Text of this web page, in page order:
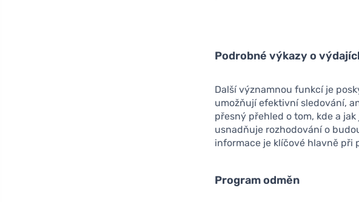
Podrobné výkazy o
Další významnou funkcí je
umožňují efektivní sledování,
přesný přehled o tom, kde a
usnadňuje rozhodování o
informace je klíčové hlavně
Program odměn